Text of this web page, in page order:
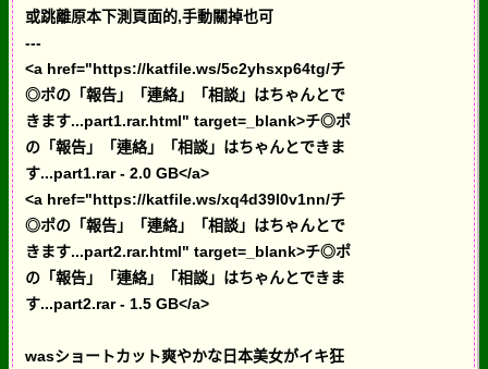
或跳離原本下測頁面的,手動關掉也可
---
<a href="https://katfile.ws/5c2yhsxp64tg/チ
◎ポの「報告」「連絡」「相談」はちゃんとで
きます...part1.rar.html" target=_blank>チ◎ポ
の「報告」「連絡」「相談」はちゃんとできま
す...part1.rar - 2.0 GB</a>
<a href="https://katfile.ws/xq4d39l0v1nn/チ
◎ポの「報告」「連絡」「相談」はちゃんとで
きます...part2.rar.html" target=_blank>チ◎ポ
の「報告」「連絡」「相談」はちゃんとできま
す...part2.rar - 1.5 GB</a>
wasショートカット爽やかな日本美女がイキ狂